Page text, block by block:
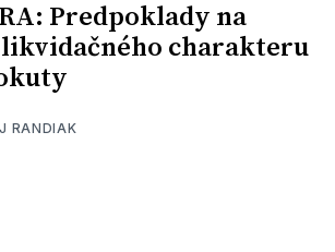
Predpoklady na
charakteru
RANDIAK